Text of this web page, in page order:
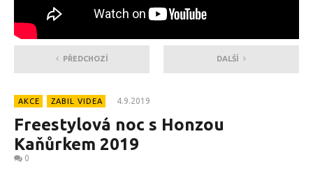
PŘEDCHOZÍ DALŠÍ
AKCE ZABIL VIDEA 4.9.2019
Freestylová noc s Honzou
Kaňůrkem 2019
0